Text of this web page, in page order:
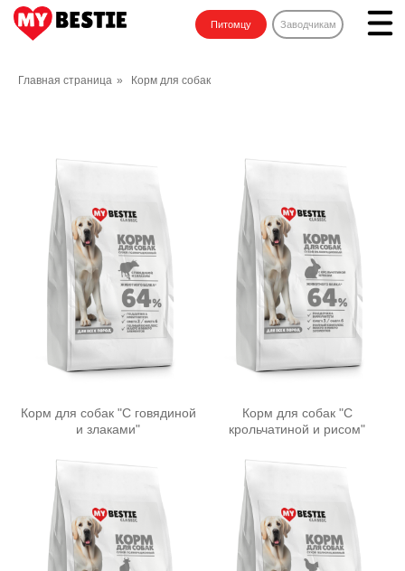
Питомцу Заводчикам
Главная страница » Корм для собак
Корм для собак "С говядиной
и злаками"
Корм для собак "С
крольчатиной и рисом"